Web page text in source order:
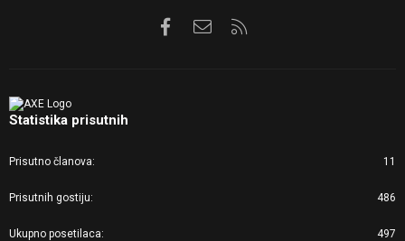
FacebookKontaktirajte nas
Statistika prisutnih
Prisutno članova 11
Prisutnih gostiju 486
Ukupno posetilaca 497